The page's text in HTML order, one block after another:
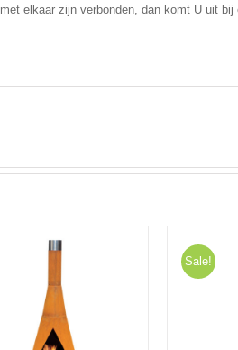
met elkaar zijn verbonden, dan komt U uit
Sale!